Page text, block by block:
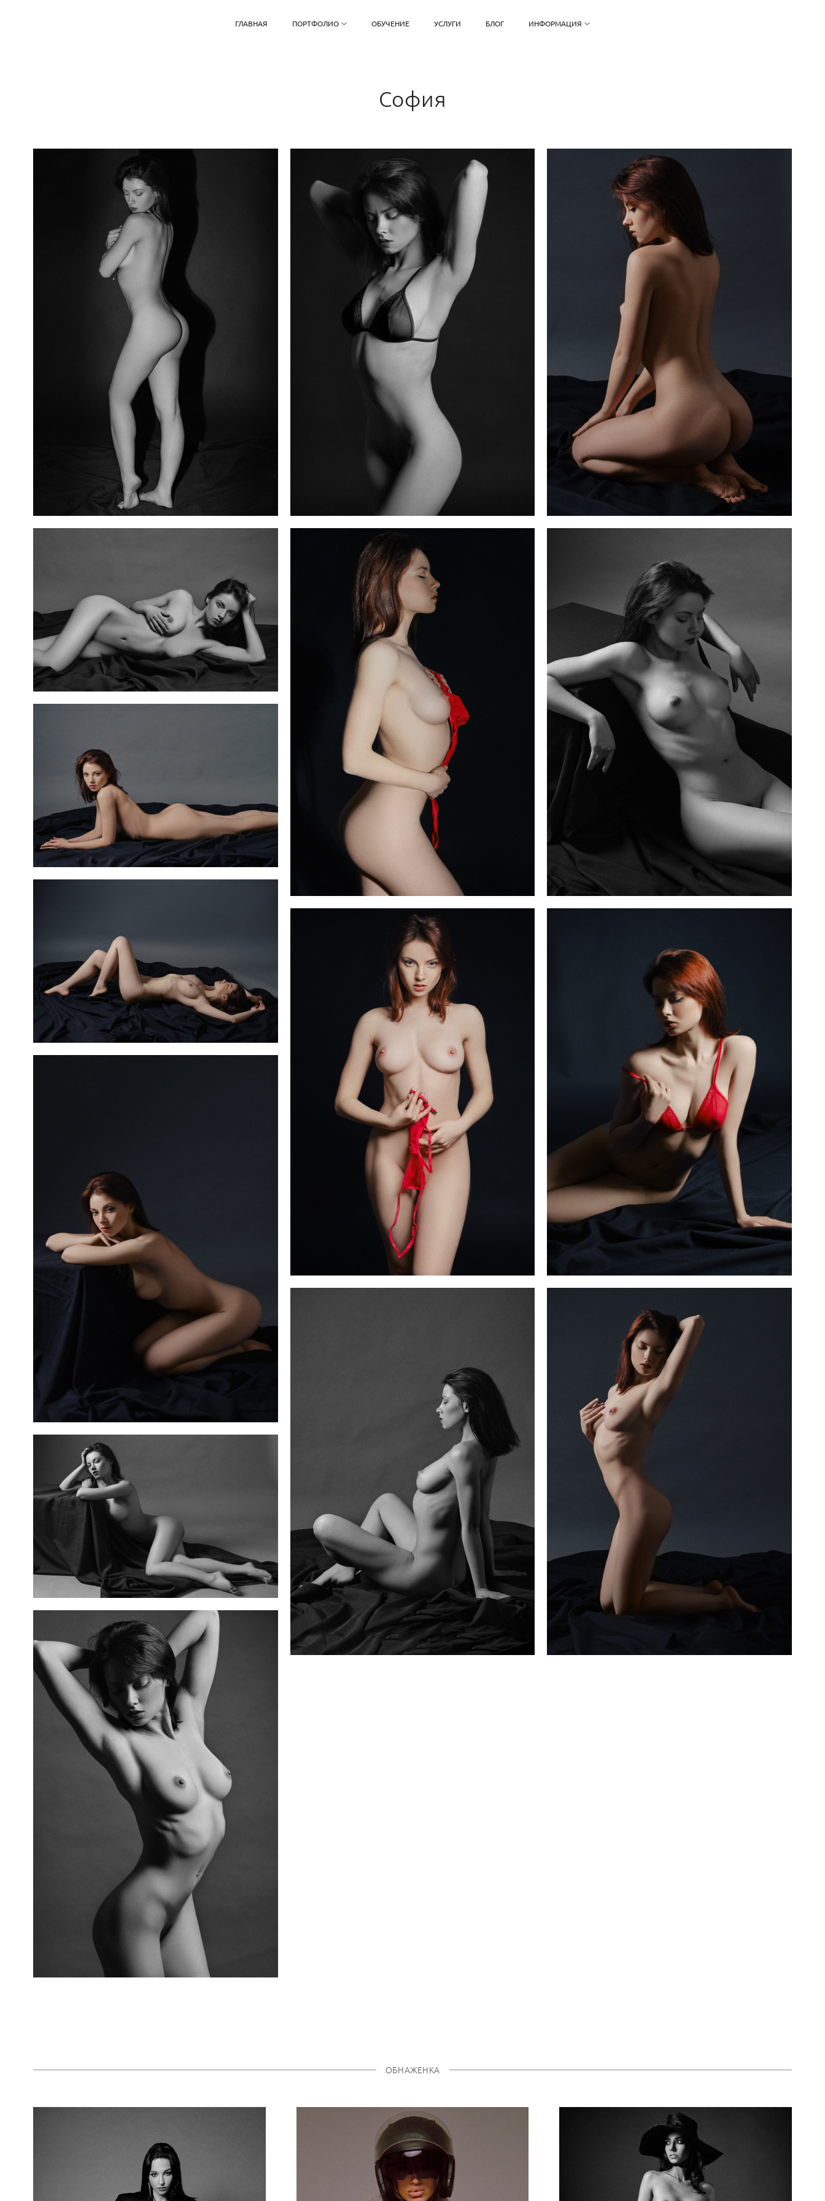
ГЛАВНАЯ ПОРТФОЛИО ОБУЧЕНИЕ УСЛУГИ БЛОГ ИНФОРМАЦИЯ
София
ОБНАЖЕНКА